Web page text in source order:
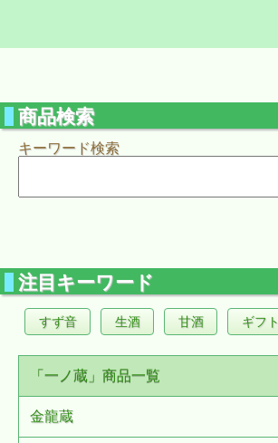
商品検索
キーワード検索
注目キーワード
すず音 生酒 甘酒 ギフト
「一ノ蔵」商品一覧
金龍蔵